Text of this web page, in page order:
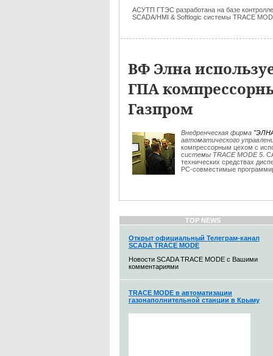
АСУТП ГТЭС разработана на базе
SCADA/HMI & Softlogic системы TRACE
ВФ Элна
ГПА
Газпром
Внедренческая фирма
автоматического
компрессорным цехом с
системы TRACE MODE 5 .
технических средствах
PC-совместимые
TOP NEWS
Открыт официальный Телеграм-канал
SCADA TRACE MODE
Новости SCADA TRACE MODE с Вашими
комментариями
TRACE MODE в автоматизации
газонаполнительной станции в Крыму